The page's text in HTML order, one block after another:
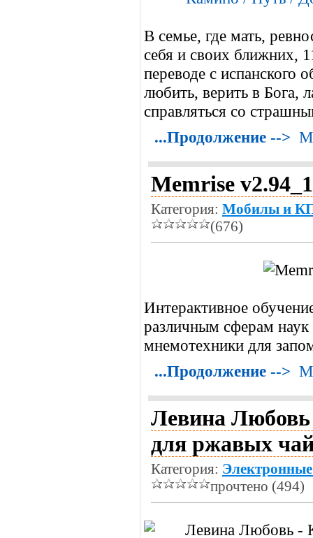
В семье, где мать,
себя и своих ближних,
переводе с испанского
любить, верить в Бога,
справляться со
...Продолжение -->
Memrise
Категория: Мобилы и
(676)
Интерактивное
различным сферам наук
мнемотехники для
...Продолжение -->
Левина Любовь
для ржавых
Категория:
прочтено (494)